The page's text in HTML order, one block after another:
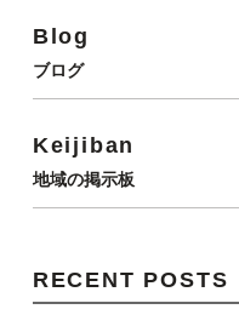
Blog
ブログ
Keijiban
地域の掲示板
RECENT POSTS